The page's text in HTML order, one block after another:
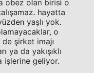
obez olan birisi o
hayatta
yaşlı yok.
o
şirket imajı
ya da yakışıklı
işlerine geliyor.